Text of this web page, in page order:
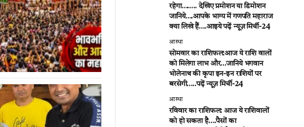
रहेगा….…. देखिए प्रमोशन या डिमोशन
जानिये….आपके भाग्य में गणपति महाराज
क्या लिखे हैं….आइये पढ़ें न्यूज़ मिर्ची-24
आस्था
सोमवार का राशिफल:आज ये राशि वालों
को मिलेगा लाभ और…जानिये भगवान
भोलेनाथ की कृपा इन-इन राशियों पर
बरसेगी…..पढ़ें न्यूज़ मिर्ची-24
आस्था
रविवार का राशिफल: आज ये राशिवालों
को हो सकता है….पैसों का